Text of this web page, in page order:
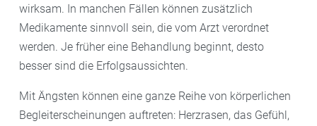
wirksam. In manchen Fällen können zusätzlich
Medikamente sinnvoll sein, die vom Arzt verordnet
werden. Je früher eine Behandlung beginnt, desto
besser sind die Erfolgsaussichten.
Mit Ängsten können eine ganze Reihe von körperlichen
Begleiterscheinungen auftreten: Herzrasen, das Gefühl,